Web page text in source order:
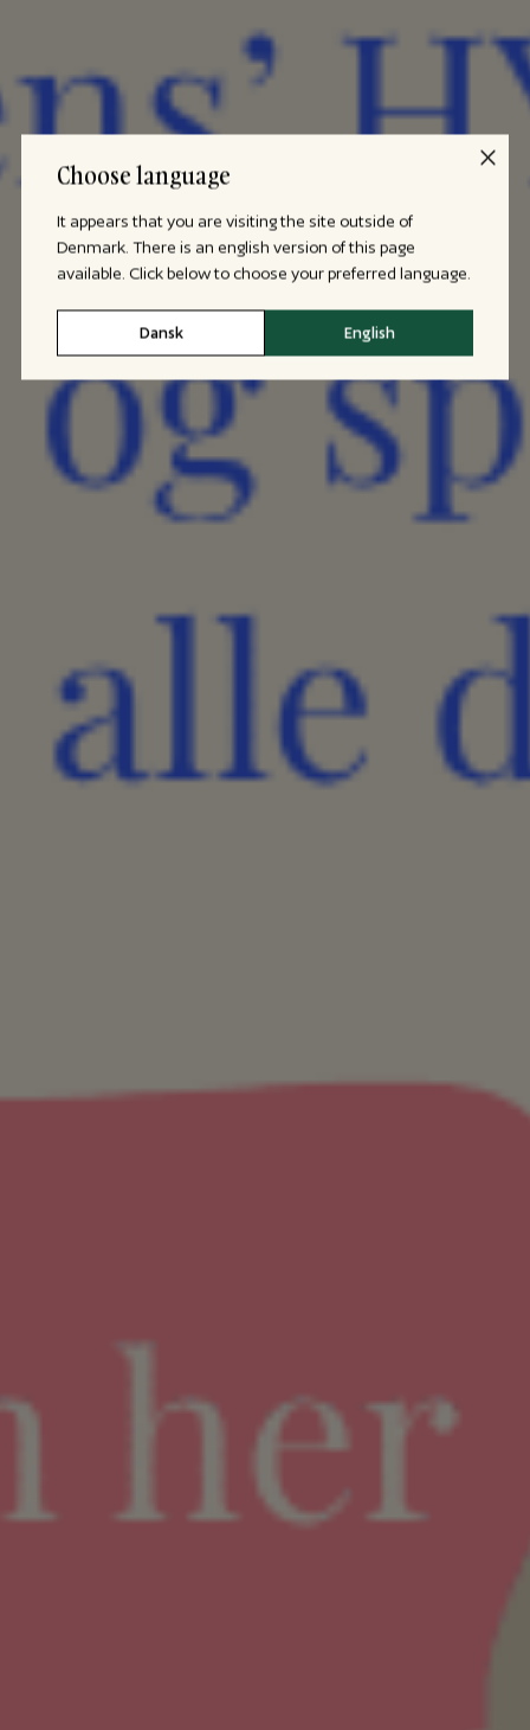
Choose language
It appears that you are visiting the site outside of
Denmark. There is an english version of this page
available. Click below to choose your preferred language.
Dansk English